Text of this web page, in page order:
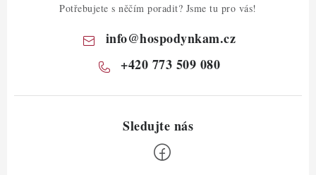
Potřebujete s něčím poradit? Jsme tu pro vás!
info@hospodynkam.cz
+420 773 509 080